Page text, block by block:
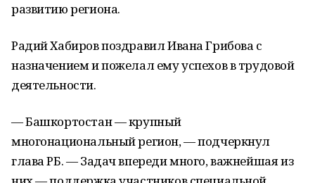
развитию региона.
Радий Хабиров поздравил Ивана Грибова с
назначением и пожелал ему успехов в трудовой
деятельности.
— Башкортостан — крупный
многонациональный регион, — подчеркнул
глава РБ. — Задач впереди много, важнейшая из